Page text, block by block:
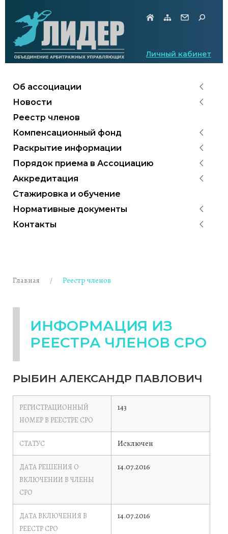
Личный кабинет
Об ассоциации
Новости
Реестр членов
Компенсационный фонд
Раскрытие информации
Порядок приема в Ассоциацию
Аккредитация
Стажировка и обучение
Нормативные документы
Контакты
Главная Реестр членов
ИНФОРМАЦИЯ ИЗ
РЕЕСТРА ЧЛЕНОВ СРО
РЫБИН АЛЕКСАНДР ПАВЛОВИЧ
РЕГИСТРАЦИОННЫЙ
НОМЕР В РЕЕСТРЕ СРО
143
СТАТУС Исключен
ДАТА РЕШЕНИЯ О
ВКЛЮЧЕНИИ В ЧЛЕНЫ
СРО
14.07.2016
ДАТА ВКЛЮЧЕНИЯ В
РЕЕСТР СРО
14.07.2016